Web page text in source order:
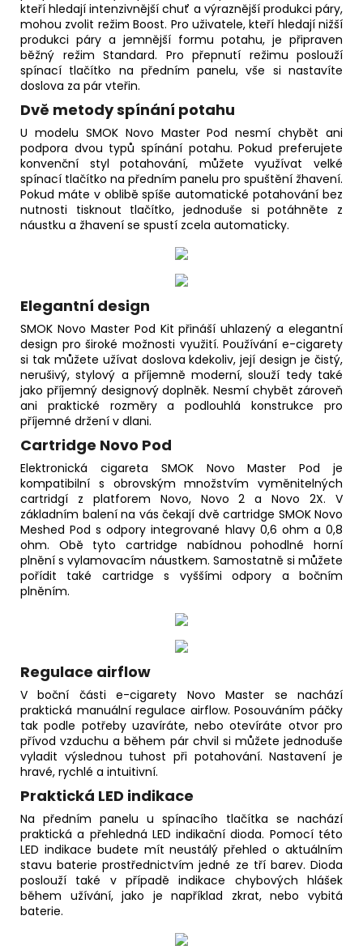
kteří hledají intenzivnější chuť a výraznější produkci páry,
mohou zvolit režim Boost. Pro uživatele, kteří hledají nižší
produkci páry a jemnější formu potahu, je připraven
běžný režim Standard. Pro přepnutí režimu poslouží
spínací tlačítko na předním panelu, vše si nastavíte
doslova za pár vteřin.
Dvě metody spínání potahu
U modelu SMOK Novo Master Pod nesmí chybět ani
podpora dvou typů spínání potahu. Pokud preferujete
konvenční styl potahování, můžete využívat velké
spínací tlačítko na předním panelu pro spuštění žhavení.
Pokud máte v oblibě spíše automatické potahování bez
nutnosti tisknout tlačítko, jednoduše si potáhněte z
náustku a žhavení se spustí zcela automaticky.
Elegantní design
SMOK Novo Master Pod Kit přináší uhlazený a elegantní
design pro široké možnosti využití. Používání e-cigarety
si tak můžete užívat doslova kdekoliv, její design je čistý,
nerušivý, stylový a příjemně moderní, slouží tedy také
jako příjemný designový doplněk. Nesmí chybět zároveň
ani praktické rozměry a podlouhlá konstrukce pro
příjemné držení v dlani.
Cartridge Novo Pod
Elektronická cigareta SMOK Novo Master Pod je
kompatibilní s obrovským množstvím vyměnitelných
cartridgí z platforem Novo, Novo 2 a Novo 2X. V
základním balení na vás čekají dvě cartridge SMOK Novo
Meshed Pod s odpory integrované hlavy 0,6 ohm a 0,8
ohm. Obě tyto cartridge nabídnou pohodlné horní
plnění s vylamovacím náustkem. Samostatně si můžete
pořídit také cartridge s vyššími odpory a bočním
plněním.
Regulace airflow
V boční části e-cigarety Novo Master se nachází
praktická manuální regulace airflow. Posouváním páčky
tak podle potřeby uzavíráte, nebo otevíráte otvor pro
přívod vzduchu a během pár chvil si můžete jednoduše
vyladit výslednou tuhost při potahování. Nastavení je
hravé, rychlé a intuitivní.
Praktická LED indikace
Na předním panelu u spínacího tlačítka se nachází
praktická a přehledná LED indikační dioda. Pomocí této
LED indikace budete mít neustálý přehled o aktuálním
stavu baterie prostřednictvím jedné ze tří barev. Dioda
poslouží také v případě indikace chybových hlášek
během užívání, jako je například zkrat, nebo vybitá
baterie.